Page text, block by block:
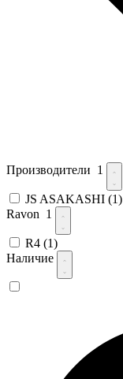
Производители 1
JS ASAKASHI (1)
Ravon 1
R4 (1)
Наличие